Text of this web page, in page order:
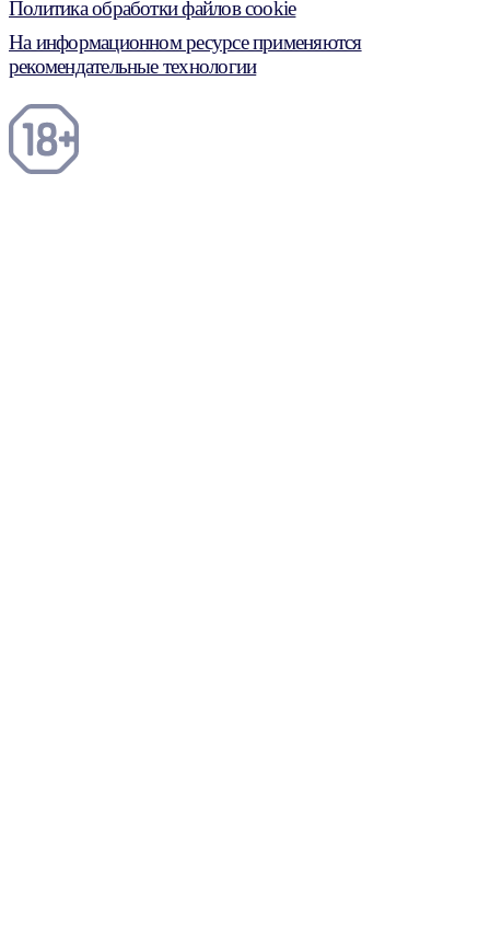
Политика обработки файлов cookie
На информационном ресурсе применяются
рекомендательные технологии